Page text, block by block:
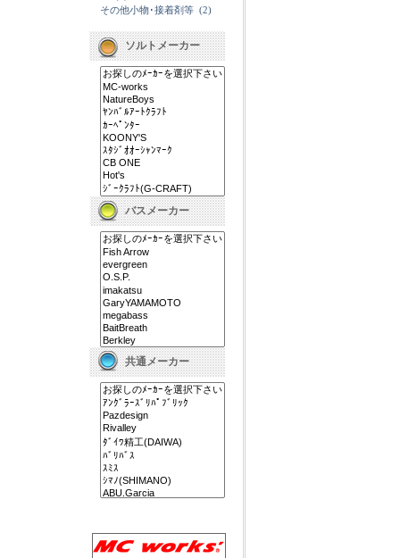
その他小物･接着剤等 (2)
ソルトメーカー
バスメーカー
共通メーカー